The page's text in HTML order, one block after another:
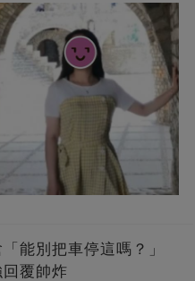
能別把車停這嗎？」
覆帥炸